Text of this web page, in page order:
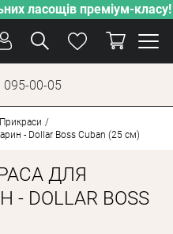
ласощів преміум-класу!
095-00-05
Прикраси
- Dollar Boss Cuban (25 см)
ДЛЯ
DOLLAR BOSS